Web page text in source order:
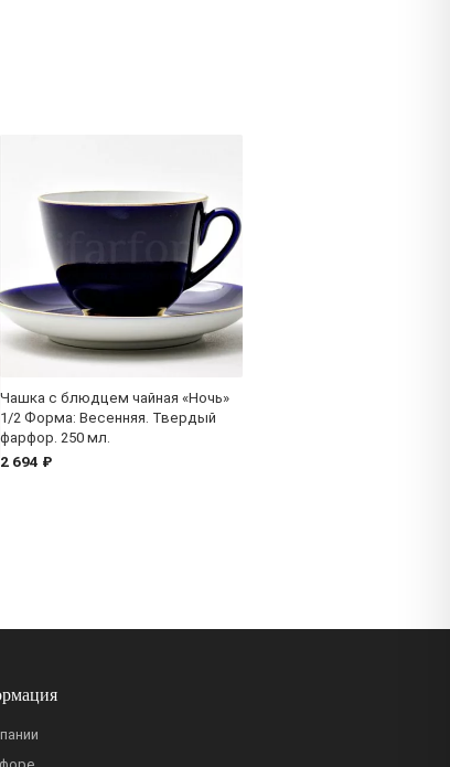
Чашка с блюдцем чайная «Ночь»
1/2 Форма: Весенняя. Твердый
фарфор. 250 мл.
2 694 ₽